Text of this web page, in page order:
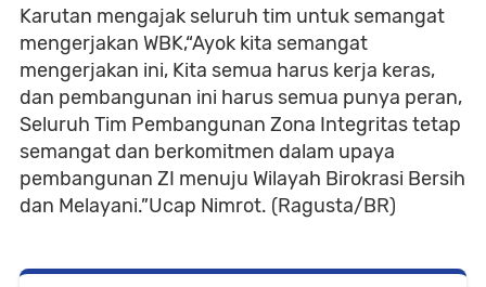
Karutan mengajak seluruh tim untuk semangat
mengerjakan WBK,“Ayok kita semangat
mengerjakan ini, Kita semua harus kerja keras,
dan pembangunan ini harus semua punya peran,
Seluruh Tim Pembangunan Zona Integritas tetap
semangat dan berkomitmen dalam upaya
pembangunan ZI menuju Wilayah Birokrasi Bersih
dan Melayani.”Ucap Nimrot. (Ragusta/BR)